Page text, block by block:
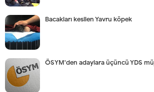
Bacakları kesilen Yavru köpek
ÖSYM'den adaylara üçüncü YDS